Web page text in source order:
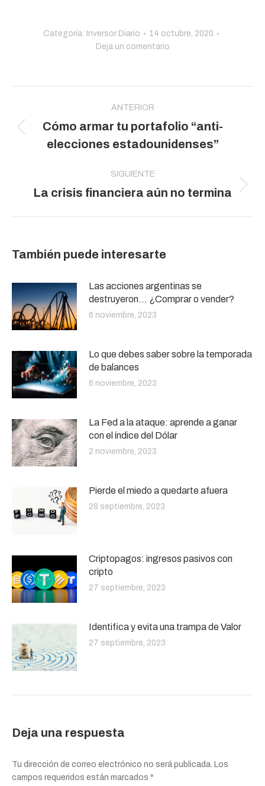
Categoría: Inversor Diario
14 octubre, 2020
Deja un comentario
publicaciones
ANTERIOR
Publicación
anterior:
Cómo armar tu portafolio “anti-
elecciones estadounidenses”
SIGUIENTE
Publicación
La crisis financiera aún no termina
También puede interesarte
Las acciones argentinas se
destruyeron… ¿Comprar o vender?
6 noviembre, 2023
Lo que debes saber sobre la temporada
de balances
6 noviembre, 2023
La Fed a la ataque: aprende a ganar
con el índice del Dólar
2 noviembre, 2023
Pierde el miedo a quedarte afuera
28 septiembre, 2023
Criptopagos: ingresos pasivos con
cripto
27 septiembre, 2023
Identifica y evita una trampa de Valor
27 septiembre, 2023
Deja una respuesta
Tu dirección de correo electrónico no será publicada. Los
campos requeridos están marcados *